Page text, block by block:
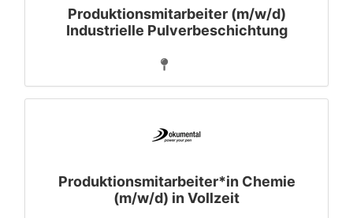
Produktionsmitarbeiter (m/w/d)
Industrielle Pulverbeschichtung
Produktionsmitarbeiter*in Chemie
(m/w/d) in Vollzeit